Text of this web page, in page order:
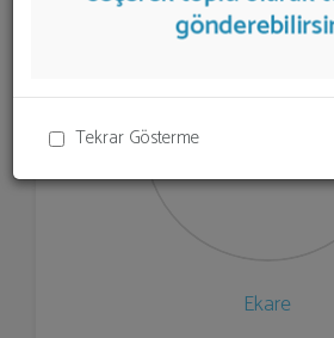
Tekrar Gösterme
Ekare